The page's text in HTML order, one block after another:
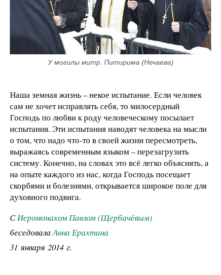
У могилы митр. Питирима (Нечаева)
Наша земная жизнь – некое испытание. Если человек
сам не хочет исправлять себя, то милосердный
Господь по любви к роду человеческому посылает
испытания. Эти испытания наводят человека на мысли
о том, что надо что-то в своей жизни пересмотреть,
выражаясь современным языком – перезагрузить
систему. Конечно, на словах это всё легко объяснять, а
на опыте каждого из нас, когда Господь посещает
скорбями и болезнями, открывается широкое поле для
духовного подвига.
СИеромонахом Павлом (Щербачёвым)
беседовалаАнна Ерахтина
31 января 2014 г.